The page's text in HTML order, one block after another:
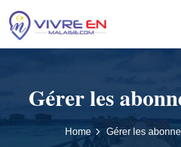
content
Gérer les
Home Gérer les